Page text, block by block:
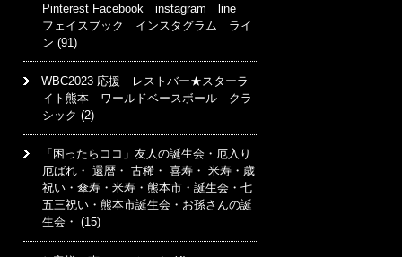
Pinterest Facebook instagram line
フェイスブック インスタグラム ライ
ン (91)
WBC2023 応援 レストバー★スターラ
イト熊本 ワールドベースボール クラ
シック (2)
「困ったらココ」友人の誕生会・厄入り
厄ばれ・ 還暦・ 古稀・ 喜寿・ 米寿・歳
祝い・傘寿・米寿・熊本市・誕生会・七
五三祝い・熊本市誕生会・お孫さんの誕
生会・ (15)